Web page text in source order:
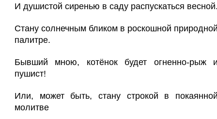
И душистой сиренью в саду распускаться
Стану солнечным бликом в роскошной
палитре.
Бывший мною, котёнок будет огненно-рыж
пушист!
Или, может быть, стану строкой в
молитве